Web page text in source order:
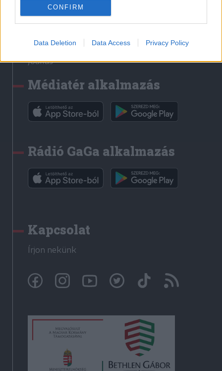
CONFIRM
Data Deletion Data Access Privacy Policy
Erdélyi Napló
Főtér
Rádió GaGa
Jóállás
Médiatér alkalmazás
Rádió GaGa alkalmazás
Kapcsolat
Írjon nekünk